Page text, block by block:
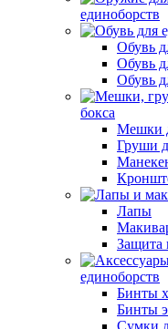
единоборств
Обувь
Обувь
Обувь
бокса
Мешки
Груши
Лапы
Защита
единоборств
Бинты
Бинты
Сумки